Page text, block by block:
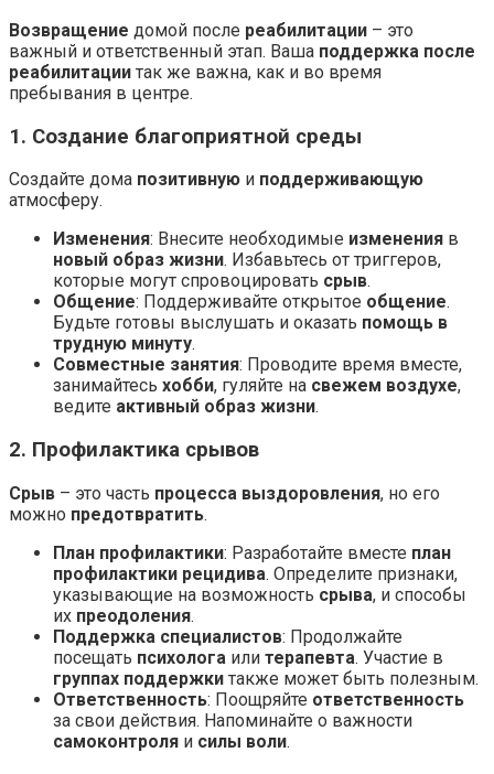
Возвращение домой после реабилитации – это
важный и ответственный этап. Ваша поддержка после
реабилитации так же важна, как и во время
пребывания в центре.
1. Создание благоприятной среды
Создайте дома позитивную и поддерживающую
атмосферу.
Изменения: Внесите необходимые изменения в
новый образ жизни. Избавьтесь от триггеров,
которые могут спровоцировать срыв.
Общение: Поддерживайте открытое общение.
Будьте готовы выслушать и оказать помощь в
трудную минуту.
Совместные занятия: Проводите время вместе,
занимайтесь хобби, гуляйте на свежем воздухе,
ведите активный образ жизни.
2. Профилактика срывов
Срыв – это часть процесса выздоровления, но его
можно предотвратить.
План профилактики: Разработайте вместе план
профилактики рецидива. Определите признаки,
указывающие на возможность срыва, и способы
их преодоления.
Поддержка специалистов: Продолжайте
посещать психолога или терапевта. Участие в
группах поддержки также может быть полезным.
Ответственность: Поощряйте ответственность
за свои действия. Напоминайте о важности
самоконтроля и силы воли.